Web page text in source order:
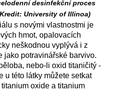
desinfekční proces
University of Illinoa)
s novými vlastnostmi je
hmot, opalovacích
neškodnou vyplývá i z
jako potravinářské barvivo.
nebo-li oxid titaničitý -
u této látky můžete setkat
oxide a titanium